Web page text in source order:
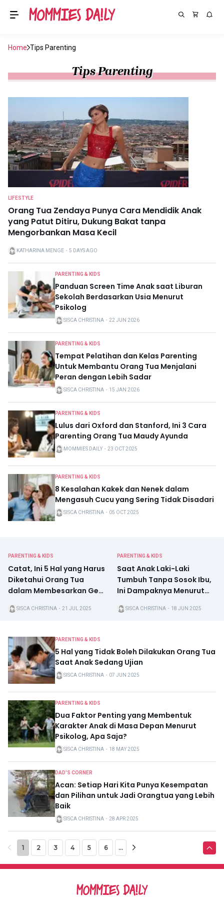
Home Tips Parenting
Tips Parenting
LIFESTYLE
Orang Tua Zendaya Punya Cara Mendidik Anak
yang Patut Ditiru, Dukung Bakat tanpa
Mengorbankan Masa Kecil
KATHARINA MENGE ・ 5 DAYS AGO
PARENTING & KIDS
Panduan Screen Time Anak saat Liburan
Sekolah Berdasarkan Usia Menurut
Psikolog
SISCA CHRISTINA ・ 22 JUN 2026
PARENTING & KIDS
Tempat Pelatihan dan Kelas Parenting
Untuk Membantu Orang Tua Menjalani
Peran dengan Lebih Sadar
SISCA CHRISTINA ・ 15 JAN 2026
PARENTING & KIDS
Lulus dari Oxford dan Stanford, Ini 3 Cara
Parenting Orang Tua Maudy Ayunda
MOMMIES DAILY ・ 23 OCT 2025
PARENTING & KIDS
8 Kesalahan Kakek dan Nenek dalam
Mengasuh Cucu yang Sering Tidak Disadari
SISCA CHRISTINA ・ 05 OCT 2025
PARENTING & KIDS
Catat, Ini 5 Hal yang Harus
Diketahui Orang Tua
dalam Membesarkan Gen
SISCA CHRISTINA ・ 21 JUL 2025
PARENTING & KIDS
Saat Anak Laki-Laki
Tumbuh Tanpa Sosok Ibu,
Ini Dampaknya Menurut
SISCA CHRISTINA ・ 18 JUN 2025
PARENTING & KIDS
5 Hal yang Tidak Boleh Dilakukan Orang Tua
Saat Anak Sedang Ujian
SISCA CHRISTINA ・ 07 JUN 2025
PARENTING & KIDS
Dua Faktor Penting yang Membentuk
Karakter Anak di Masa Depan Menurut
Psikolog, Apa Saja?
SISCA CHRISTINA ・ 18 MAY 2025
DAD'S CORNER
Acan: Setiap Hari Kita Punya Kesempatan
dan Pilihan untuk Jadi Orangtua yang Lebih
Baik
SISCA CHRISTINA ・ 28 APR 2025
1 2 3 4 5 6 ...